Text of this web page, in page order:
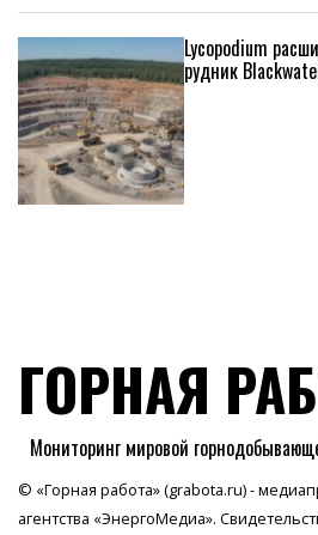
Lycopodium
рудник
ГОРНАЯ
Мониторинг мировой
© «Горная работа» (grabota.ru) -
агентства «ЭнергоМедиа».